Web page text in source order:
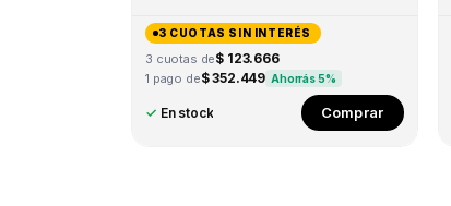
3 CUOTAS SIN INTERÉS
3 cuotas de$ 123.666
1 pago de$ 352.449 Ahorrás 5%
✓ En stock Comprar